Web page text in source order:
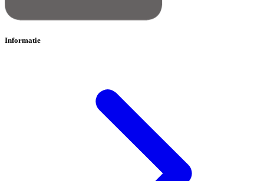
Informatie